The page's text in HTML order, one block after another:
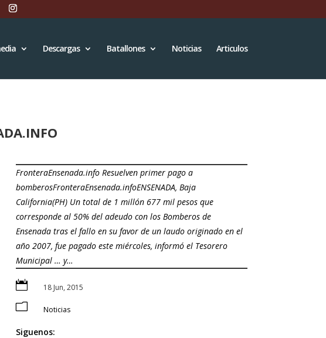
Descargas Batallones Noticias Articulos
FronteraEnsenada.info Resuelven primer pago a
bomberosFronteraEnsenada.infoENSENADA, Baja
California(PH) Un total de 1 millón 677 mil pesos que
corresponde al 50% del adeudo con los Bomberos de
Ensenada tras el fallo en su favor de un laudo originado en el
año 2007, fue pagado este miércoles, informó el Tesorero
Municipal … y…
 18 Jun, 2015
m Noticias
Siguenos: